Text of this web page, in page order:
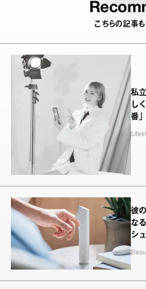
こちらの記事
私
し
番
彼
な
シ